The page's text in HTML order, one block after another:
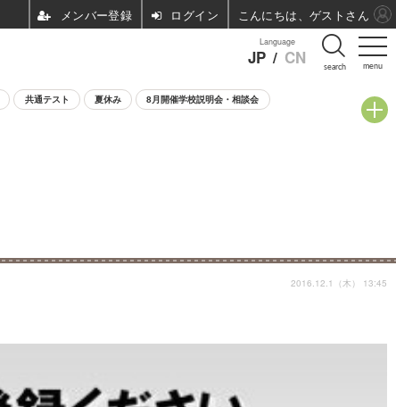
menu
Language
JP / CN search
共通テスト 夏休み 8月開催学校説明会・相談会
2016.12.1（木） 13:45
ログイン こんにちは、ゲストさん